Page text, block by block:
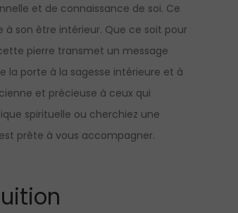
et de connaissance de soi. Ce
son être intérieur. Que ce soit pour
pierre transmet un message
la porte à la sagesse intérieure et à
et précieuse à ceux qui
spirituelle ou cherchiez une
prête à vous accompagner.